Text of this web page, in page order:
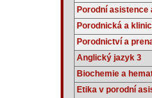
Porodní
Porodnická a
Porodnictví a
Anglický jazyk 3
Biochemie a
Etika v porodní